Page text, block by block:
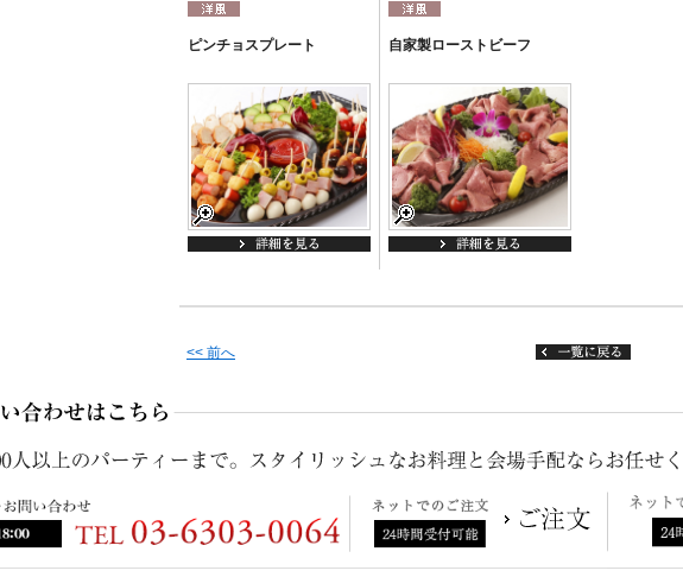
ピンチョスプレート 自家製ローストビーフ
<< 前へ